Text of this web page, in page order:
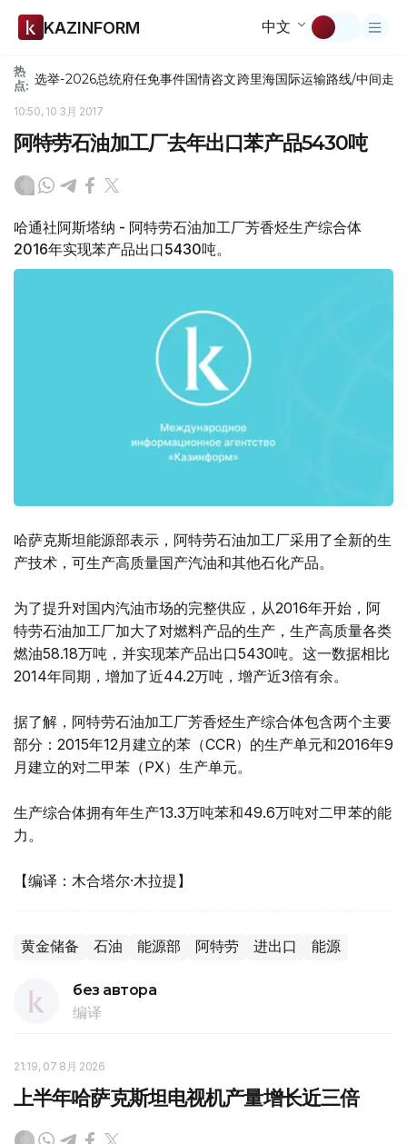
KAZINFORM 中文
热
点: 选举-2026总统府任免事件国情咨文跨里海国际运输路线/中间走廊
10:50, 10 3月 2017
阿特劳石油加工厂去年出口苯产品5430吨
哈通社阿斯塔纳 - 阿特劳石油加工厂芳香烃生产综合体
2016年实现苯产品出口5430吨。
哈萨克斯坦能源部表示，阿特劳石油加工厂采用了全新的生
产技术，可生产高质量国产汽油和其他石化产品。
为了提升对国内汽油市场的完整供应，从2016年开始，阿
特劳石油加工厂加大了对燃料产品的生产，生产高质量各类
燃油58.18万吨，并实现苯产品出口5430吨。这一数据相比
2014年同期，增加了近44.2万吨，增产近3倍有余。
据了解，阿特劳石油加工厂芳香烃生产综合体包含两个主要
部分：2015年12月建立的苯（CCR）的生产单元和2016年9
月建立的对二甲苯（PX）生产单元。
生产综合体拥有年生产13.3万吨苯和49.6万吨对二甲苯的能
力。
【编译：木合塔尔·木拉提】
黄金储备 石油 能源部 阿特劳 进出口 能源
без автора
编译
21:19, 07 8月 2026
上半年哈萨克斯坦电视机产量增长近三倍